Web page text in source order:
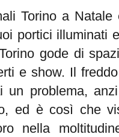
Torino a
portici illuminati
gode di
e show. Il
un problema,
ed è così che
nella